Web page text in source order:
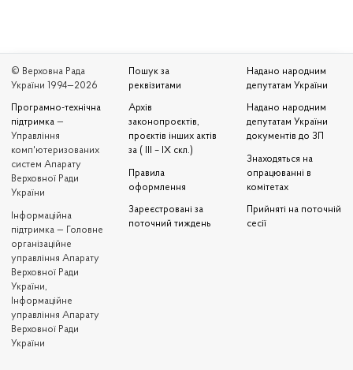
© Верховна Рада
України 1994—2026
Програмно-технічна
підтримка —
Управління
комп'ютеризованих
систем Апарату
Верховної Ради
України
Iнформаційна
підтримка — Головне
організаційне
управління Апарату
Верховної Ради
України,
Інформаційне
управління Апарату
Верховної Ради
України
Пошук за
реквізитами
Архів
законопроєктів,
проєктів інших актів
за ( III – IX скл.)
Правила
оформлення
Зареєстровані за
поточний тиждень
Надано народним
депутатам України
Надано народним
депутатам України
документів до ЗП
Знаходяться на
опрацюванні в
комітетах
Прийняті на поточній
сесії